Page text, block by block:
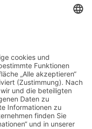
auf den Sozialstaat